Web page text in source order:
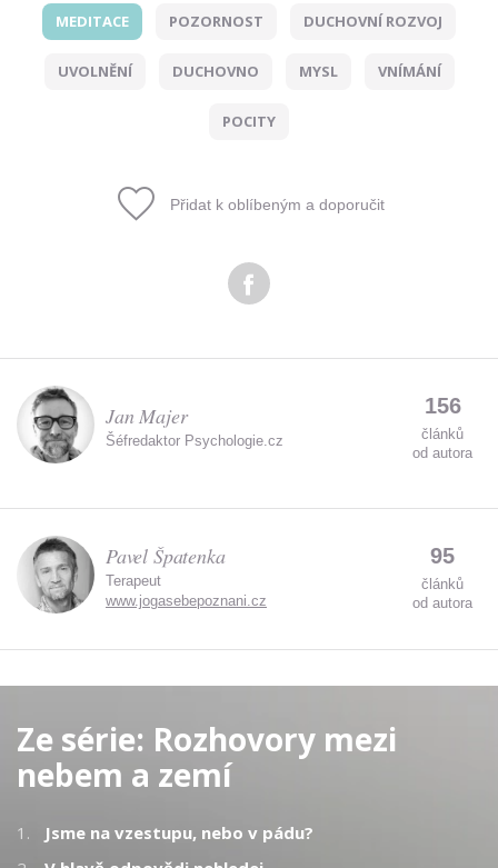
MEDITACE POZORNOST DUCHOVNÍ ROZVOJ
UVOLNĚNÍ DUCHOVNO MYSL VNÍMÁNÍ
POCITY
Přidat k oblíbeným a doporučit
Jan Majer
Šéfredaktor Psychologie.cz
156
článků
od autora
Pavel Špatenka
Terapeut
www.jogasebepoznani.cz
95
článků
od autora
Ze série: Rozhovory mezi
nebem a zemí
1.
Jsme na vzestupu, nebo v pádu?